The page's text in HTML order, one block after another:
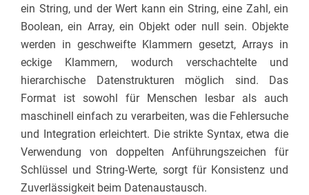
ein String, und der Wert kann ein String, eine Zahl, ein
Boolean, ein Array, ein Objekt oder null sein. Objekte
werden in geschweifte Klammern gesetzt, Arrays in
eckige Klammern, wodurch verschachtelte und
hierarchische Datenstrukturen möglich sind. Das
Format ist sowohl für Menschen lesbar als auch
maschinell einfach zu verarbeiten, was die Fehlersuche
und Integration erleichtert. Die strikte Syntax, etwa die
Verwendung von doppelten Anführungszeichen für
Schlüssel und String-Werte, sorgt für Konsistenz und
Zuverlässigkeit beim Datenaustausch.